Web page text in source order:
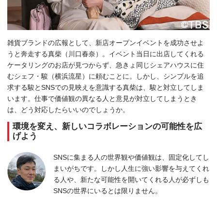
雑貨ブランドの広報として、新店オープンイベントを成功させよ
うと奔走する真柴（川口春奈）。イベント当日に出店してくれる
ケータリングのお店が見つからず、急きょ同じシェアハウスに住
むシェフ・駿（横浜流星）に頼むことに。しかし、シンプルを追
求する駿とSNSでの見映えを意識する真柴は、駿と対立してしま
います。仕事で価値観の異なる人と意見が対立してしまうとき
は、どう対応したらいいのでしょうか。
環境を変え、新しいコラボレーションの可能性を広
げよう
SNSに集まる人の世界観や価値観は、固定化してし
まいがちです。しかし人生に強い影響を与えてくれ
る人や、新たな可能性を開いてくれる人が必ずしも
SNSの世界にいるとは限りません。